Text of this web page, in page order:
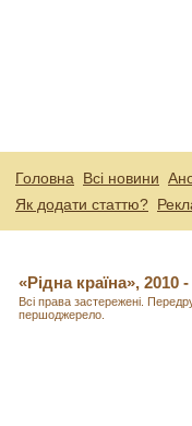
Головна Всі новини
Як додати статтю?
«Рідна країна», 2010
Всі права застережені.
першоджерело.